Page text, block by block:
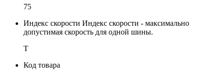
75
Индекс скорости Индекс скорости - максимально
допустимая скорость для одной шины.
T
Код товара